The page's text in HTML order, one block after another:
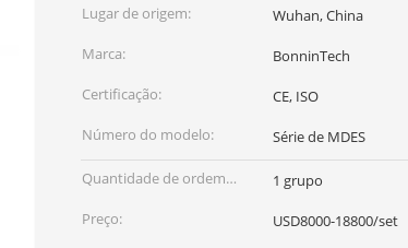
Lugar de origem:
Wuhan, China
Marca:
BonninTech
Certificação:
CE, ISO
Número do modelo:
Série de MDES
Quantidade de ordem
mínima:
1 grupo
Preço:
USD8000-18800/set